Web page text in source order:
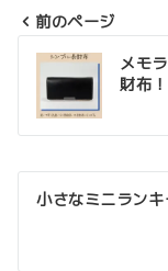
投
ナ
ビ
ゲ
前のページ
メモ
財布！
小さなミニラン